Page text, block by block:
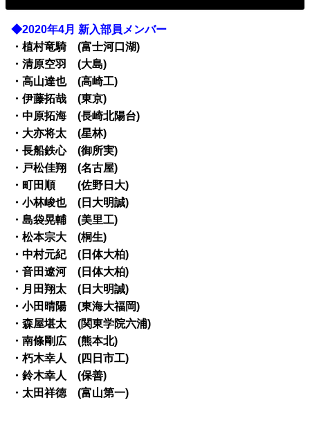
◆2020年4月 新入部員メンバー
・植村竜騎 (富士河口湖)
・清原空羽 (大島)
・高山達也 (高崎工)
・伊藤拓哉 (東京)
・中原拓海 (長崎北陽台)
・大亦将太 (星林)
・長船鉄心 (御所実)
・戸松佳翔 (名古屋)
・町田順 (佐野日大)
・小林峻也 (日大明誠)
・島袋晃輔 (美里工)
・松本宗大 (桐生)
・中村元紀 (日体大柏)
・音田遼河 (日体大柏)
・月田翔太 (日大明誠)
・小田晴陽 (東海大福岡)
・森屋堪太 (関東学院六浦)
・南條剛広 (熊本北)
・朽木幸人 (四日市工)
・鈴木幸人 (保善)
・太田祥徳 (富山第一)